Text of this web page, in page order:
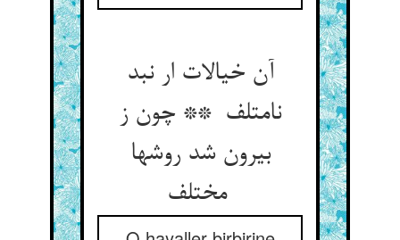
آن خیالات ار نبد
نامتلف ** چون ز
بیرون شد روشها
مختلف